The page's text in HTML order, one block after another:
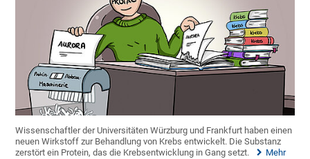
Wissenschaftler der Universitäten Würzburg und Frankfurt haben einen
neuen Wirkstoff zur Behandlung von Krebs entwickelt. Die Substanz
zerstört ein Protein, das die Krebsentwicklung in Gang setzt.
Mehr